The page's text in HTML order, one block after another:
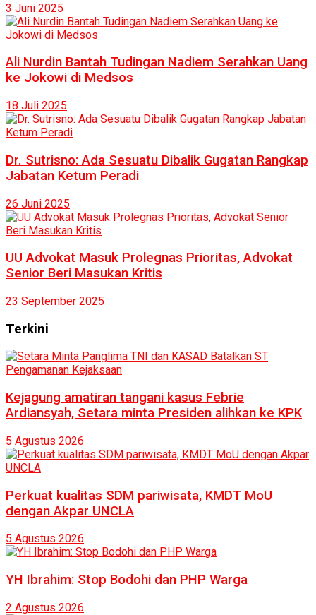
3 Juni 2025
Ali Nurdin Bantah Tudingan Nadiem Serahkan Uang
ke Jokowi di Medsos
18 Juli 2025
Dr. Sutrisno: Ada Sesuatu Dibalik Gugatan Rangkap
Jabatan Ketum Peradi
26 Juni 2025
UU Advokat Masuk Prolegnas Prioritas, Advokat
Senior Beri Masukan Kritis
23 September 2025
Terkini
Kejagung amatiran tangani kasus Febrie
Ardiansyah, Setara minta Presiden alihkan ke KPK
5 Agustus 2026
Perkuat kualitas SDM pariwisata, KMDT MoU
dengan Akpar UNCLA
5 Agustus 2026
YH Ibrahim: Stop Bodohi dan PHP Warga
2 Agustus 2026